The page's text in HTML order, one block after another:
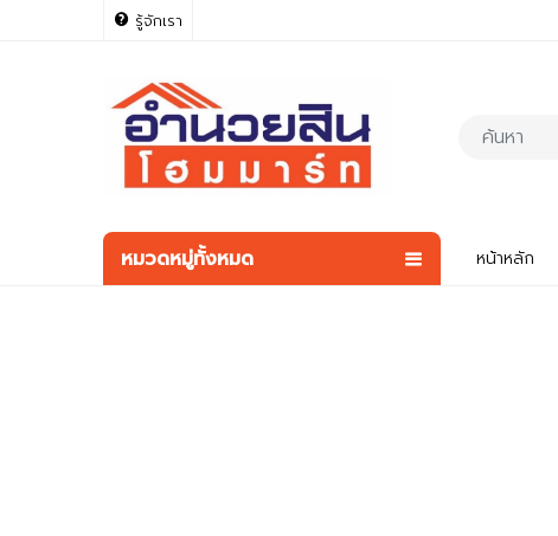
รู้จักเรา
หมวดหมู่ทั้งหมด หน้าหลัก